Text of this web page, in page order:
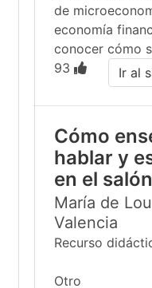
de
economía
conocer cómo
93
Ir al
Cómo
hablar y
en el
María de
Valencia
Recurso
Otro